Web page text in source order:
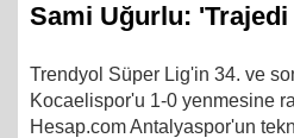
Sami Uğurlu:
Trendyol Süper Lig'in 34. ve
Kocaelispor'u 1-0 yenmesine
Hesap.com Antalyaspor'un